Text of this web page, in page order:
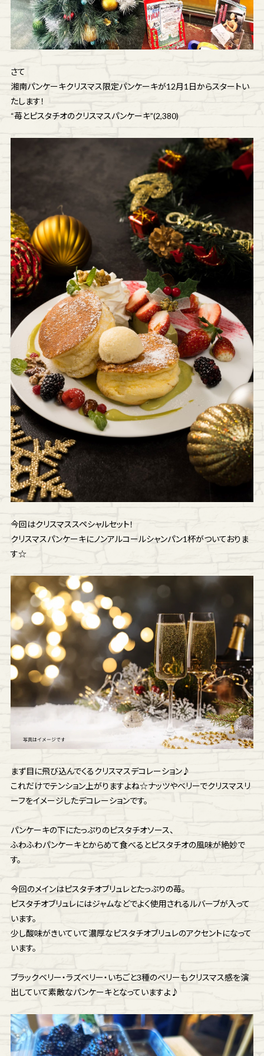
さて
湘南パンケーキクリスマス限定パンケーキが12月1日からスタートい
たします！
“苺とピスタチオのクリスマスパンケーキ”(2,380)
今回はクリスマススペシャルセット！
クリスマスパンケーキにノンアルコールシャンパン1杯がついておりま
す☆
まず目に飛び込んでくるクリスマスデコレーション♪
これだけでテンション上がりますよね☆ナッツやベリーでクリスマスリ
ーフをイメージしたデコレーションです。
パンケーキの下にたっぷりのピスタチオソース、
ふわふわパンケーキとからめて食べるとピスタチオの風味が絶妙で
す。
今回のメインはピスタチオブリュレとたっぷりの苺。
ピスタチオブリュレにはジャムなどでよく使用されるルバーブが入って
います。
少し酸味がきいていて濃厚なピスタチオブリュレのアクセントになって
います。
ブラックベリー・ラズベリー・いちごと3種のベリーもクリスマス感を演
出していて素敵なパンケーキとなっていますよ♪